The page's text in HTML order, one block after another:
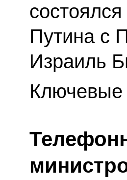
Путина с
Израиль
Ключевые